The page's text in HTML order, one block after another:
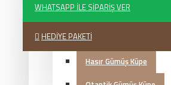
Zirkon Gümüş Küpe
Markazit Gümüş Küpe
Hasır Gümüş Küpe
WHATSAPP İLE SIPARIŞ VER
HEDIYE PAKETI